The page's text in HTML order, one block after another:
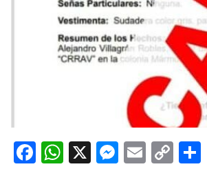
F W X M E C